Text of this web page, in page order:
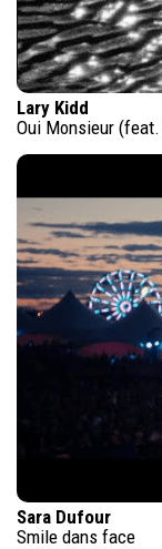
Lary Kidd
Oui Monsieur
Sara Dufour
Smile dans face